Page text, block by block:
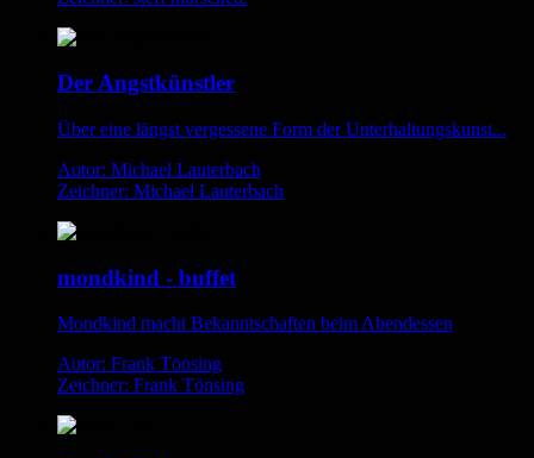
Der Angstkünstler
Über eine längst vergessene Form der Unterhaltungskunst...
Autor: Michael Lauterbach
Zeichner: Michael Lauterbach
mondkind - buffet
Mondkind macht Bekanntschaften beim Abendessen
Autor: Frank Tönsing
Zeichner: Frank Tönsing